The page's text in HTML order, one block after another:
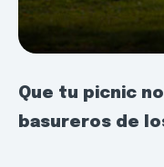
Que tu picnic
basureros de